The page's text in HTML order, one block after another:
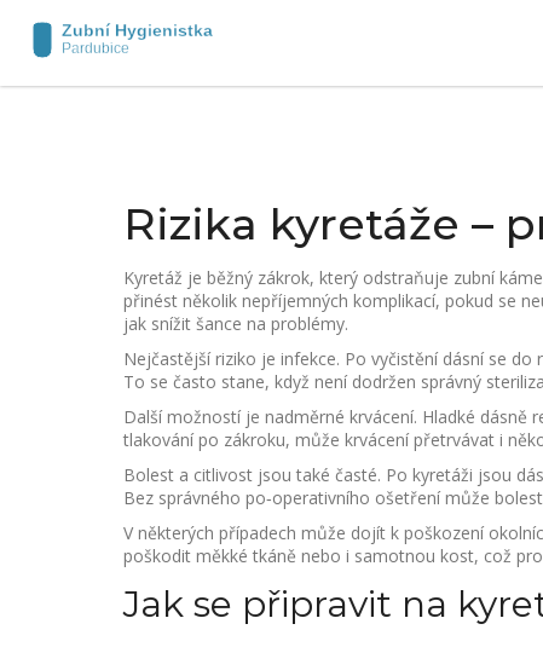
Rizika kyretáže –
Kyretáž je běžný zákrok, který odstraňuje zubní
přinést několik nepříjemných komplikací, pokud se
jak snížit šance na problémy.
Nejčastější riziko je infekce. Po vyčistění dásní se
To se často stane, když není dodržen správný
Další možností je nadměrné krvácení. Hladké dásně
tlakování po zákroku, může krvácení přetrvávat i
Bolest a citlivost jsou také časté. Po kyretáži jsou
Bez správného po‑operativního ošetření může
V některých případech může dojít k poškození
poškodit měkké tkáně nebo i samotnou kost, což
Jak se připravit na